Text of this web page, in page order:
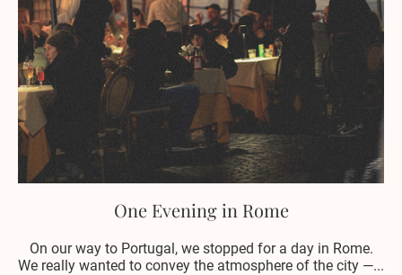
One Evening in Rome
On our way to Portugal, we stopped for a day in Rome.
We really wanted to convey the atmosphere of the city —...